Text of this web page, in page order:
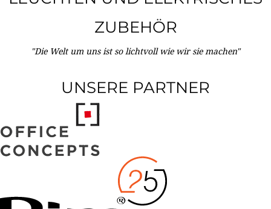
ZUBEHÖR
"Die Welt um uns ist so lichtvoll wie wir sie machen"
UNSERE PARTNER